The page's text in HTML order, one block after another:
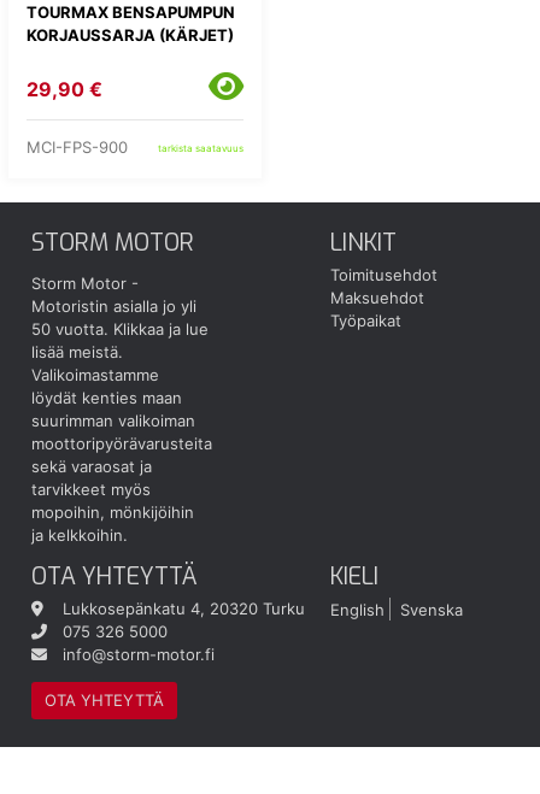
TOURMAX BENSAPUMPUN
KORJAUSSARJA (KÄRJET)
29,90 €
MCI-FPS-900 tarkista saatavuus
STORM MOTOR
Storm Motor -
Motoristin asialla jo yli
50 vuotta. Klikkaa ja lue
lisää meistä.
Valikoimastamme
löydät kenties maan
suurimman valikoiman
moottoripyörävarusteita
sekä varaosat ja
tarvikkeet myös
mopoihin, mönkijöihin
ja kelkkoihin.
LINKIT
Toimitusehdot
Maksuehdot
Työpaikat
OTA YHTEYTTÄ
Lukkosepänkatu 4, 20320 Turku
075 326 5000
info@storm-motor.fi
OTA YHTEYTTÄ
KIELI
English Svenska